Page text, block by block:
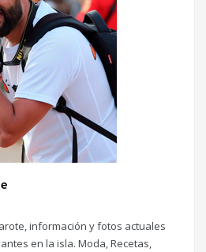
información y fotos actuales
en la isla. Moda, Recetas,